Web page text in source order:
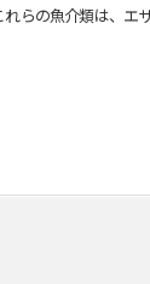
の魚介類は、エ